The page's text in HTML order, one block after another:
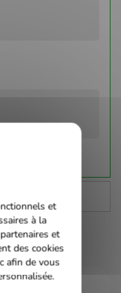
et
à la
et
des cookies
afin de vous